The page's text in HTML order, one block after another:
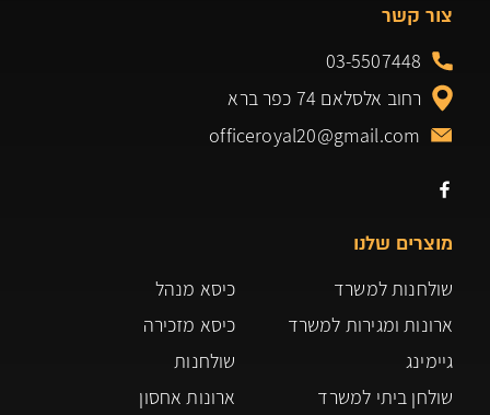
מוצרים שלנו
שולחנות למשרד
ארונות ומגירות למשרד
גיימינג
שולחן ביתי למשרד
כיסא מנהל
כיסא מזכירה
שולחנות
ארונות אחסון
צור קשר
03-5507448
רחוב אלסלאם 74 כפר ברא
officeroyal20@gmail.com